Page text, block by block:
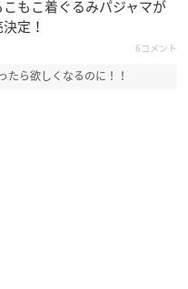
こもこ着ぐるみパジャマが
定！
6コメント
たら欲しくなるのに！！